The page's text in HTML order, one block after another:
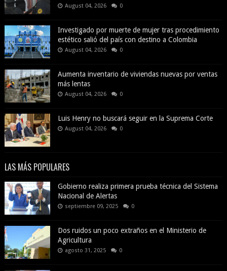
August 04, 2026 0
Investigado por muerte de mujer tras procedimiento
estético salió del país con destino a Colombia
August 04, 2026 0
Aumenta inventario de viviendas nuevas por ventas
más lentas
August 04, 2026 0
Luis Henry no buscará seguir en la Suprema Corte
August 04, 2026 0
LAS MÁS POPULARES
Gobierno realiza primera prueba técnica del Sistema
Nacional de Alertas
septiembre 09, 2025 0
Dos ruidos un poco extraños en el Ministerio de
Agricultura
agosto 31, 2025 0